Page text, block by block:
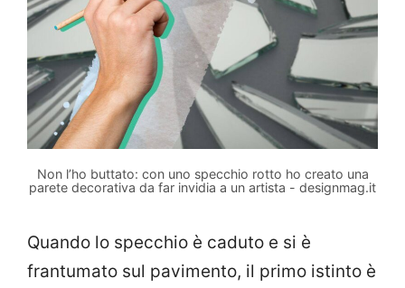
Non l’ho buttato: con uno specchio rotto ho creato una
parete decorativa da far invidia a un artista - designmag.it
Quando lo specchio è caduto e si è
frantumato sul pavimento, il primo istinto è